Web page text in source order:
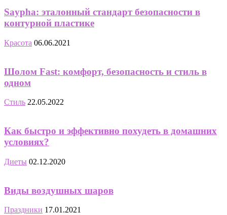
Saypha: эталонный стандарт безопасности в
контурной пластике
Красота 06.06.2021
Шолом Fast: комфорт, безопасность и стиль в
одном
Стиль 22.05.2022
Как быстро и эффективно похудеть в домашних
условиях?
Диеты 02.12.2020
Виды воздушных шаров
Праздники 17.01.2021